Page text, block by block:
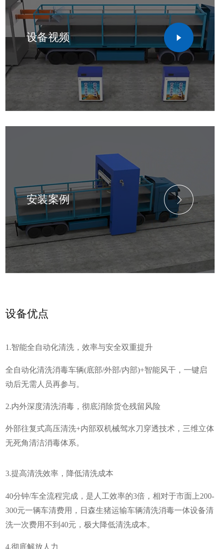
设备视频
安装案例
设备优点
1.智能全自动化清洗，效率与安全双重提升
全自动化清洗消毒车辆(底部/外部/内部)+智能风干，一键启
动后无需人员再参与。
2.内外深度清洗消毒，彻底消除货仓残留风险
外部往复式高压清洗+内部双机械驾水刀穿透技术，三维立体
无死角清洁消毒体系。
3.提高清洗效率，降低清洗成本
40分钟/车全流程完成，是人工效率的3倍，相对于市面上200-
300元一辆车清费用，日森生猪运输车辆清洗消毒一体设备清
洗一次费用不到40元，极大降低清洗成本。
4.彻底解放人力